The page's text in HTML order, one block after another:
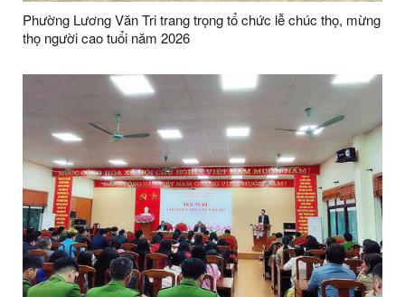
Phường Lương Văn Tri trang trọng tổ chức lễ chúc thọ, mừng
thọ người cao tuổi năm 2026